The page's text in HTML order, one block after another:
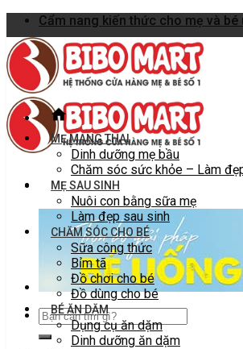
Skip
to
content
Cẩm nang kiến thức cho mẹ và bé
MẸ MANG THAI
Dinh dưỡng mẹ bầu
Chăm sóc sức khỏe – Làm
MẸ SAU SINH
Nuôi con bằng sữa mẹ
Làm đẹp sau sinh
CHĂM SÓC CHO BÉ
Sữa công thức
Bỉm tã
Đồ chơi cho bé
Đồ dùng cho bé
BÉ ĂN DẶM
Dụng cụ ăn dặm
Dinh dưỡng ăn dặm